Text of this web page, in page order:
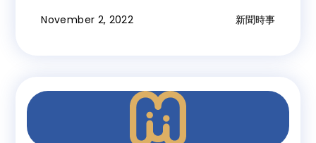
November 2, 2022 新聞時事